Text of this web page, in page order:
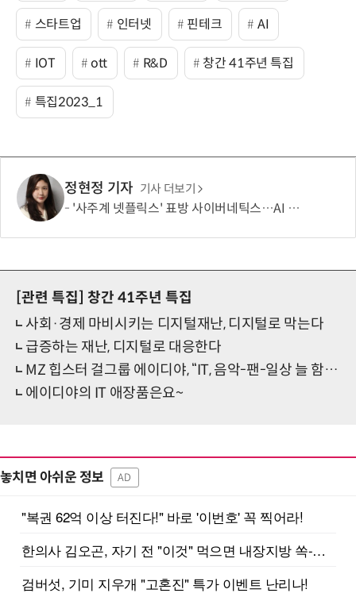
스타트업 인터넷 핀테크 AI
IOT ott R&D 창간 41주년 특집
특집2023_1
정현정 기자 기사 더보기
'사주계 넷플릭스' 표방 사이버네틱스…AI 사주로 MAU 100만 돌파
[관련 특집] 창간 41주년 특집
사회·경제 마비시키는 디지털재난, 디지털로 막는다
급증하는 재난, 디지털로 대응한다
MZ 힙스터 걸그룹 에이디야, “IT, 음악-팬-일상 늘 함께하는 것”
에이디야의 IT 애장품은요~
놓치면 아쉬운 정보 AD